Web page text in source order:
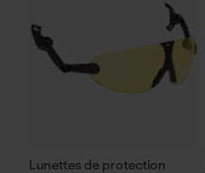
Lunettes de protection